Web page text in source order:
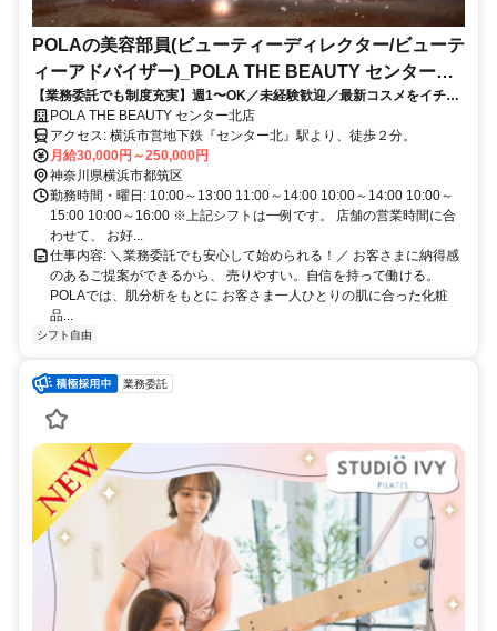
POLAの美容部員(ビューティーディレクター/ビューテ
ィーアドバイザー)_POLA THE BEAUTY センター北
店
【業務委託でも制度充実】週1〜OK／未経験歓迎／最新コスメをイチ早
くお試し♪お客様も自分もキレイに／Wワーク・副業
POLA THE BEAUTY センター北店
アクセス: 横浜市営地下鉄『センター北』駅より、徒歩２分。
月給30,000円～250,000円
神奈川県横浜市都筑区
勤務時間・曜日: 10:00～13:00 11:00～14:00 10:00～14:00 10:00～
15:00 10:00～16:00 ※上記シフトは一例です。 店舗の営業時間に合
わせて、 お好...
仕事内容: ＼業務委託でも安心して始められる！／ お客さまに納得感
のあるご提案ができるから、 売りやすい。自信を持って働ける。
POLAでは、肌分析をもとに お客さま一人ひとりの肌に合った化粧
品...
シフト自由
業務委託